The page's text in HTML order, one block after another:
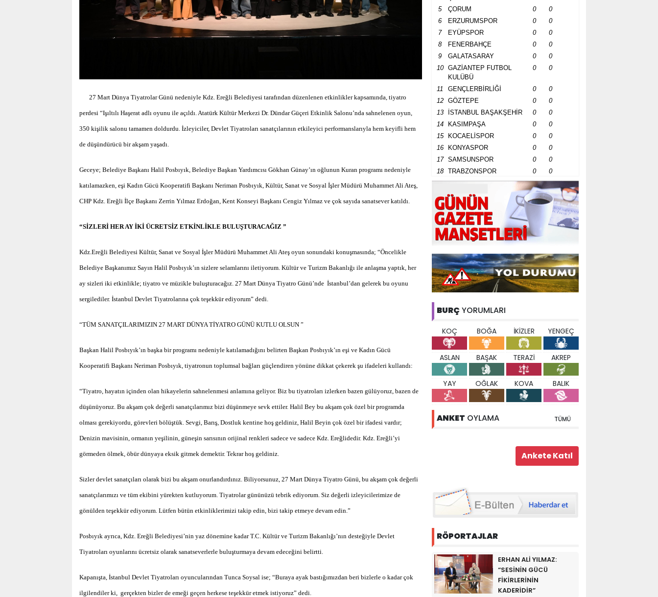
27 Mart Dünya Tiyatrolar Günü nedeniyle Kdz. Ereğli Belediyesi tarafından düzenlenen etkinlikler kapsamında, tiyatro
perdesi “Işıltılı Haşerat adlı oyunu ile açıldı. Atatürk Kültür Merkezi Dr. Dündar Güçeri Etkinlik Salonu’nda sahnelenen oyun,
350 kişilik salonu tamamen doldurdu. İzleyiciler, Devlet Tiyatroları sanatçılarının etkileyici performanslarıyla hem keyifli hem
de düşündürücü bir akşam yaşadı.
Geceye; Belediye Başkanı Halil Posbıyık, Belediye Başkan Yardımcısı Gökhan Günay’ın oğlunun Kuran programı nedeniyle
katılamazken, eşi Kadın Gücü Kooperatifi Başkanı Neriman Posbıyık, Kültür, Sanat ve Sosyal İşler Müdürü Muhammet Ali Ateş,
CHP Kdz. Ereğli İlçe Başkanı Zerrin Yılmaz Erdoğan, Kent Konseyi Başkanı Cengiz Yılmaz ve çok sayıda sanatsever katıldı.
“SİZLERİ HER AY İKİ ÜCRETSİZ ETKİNLİKLE BULUŞTURACAĞIZ ”
Kdz.Ereğli Belediyesi Kültür, Sanat ve Sosyal İşler Müdürü Muhammet Ali Ateş oyun sonundaki konuşmasında; “Öncelikle
Belediye Başkanımız Sayın Halil Posbıyık’ın sizlere selamlarını iletiyorum. Kültür ve Turizm Bakanlığı ile anlaşma yaptık, her
ay sizleri iki etkinlikle; tiyatro ve müzikle buluşturacağız. 27 Mart Dünya Tiyatro Günü’nde İstanbul’dan gelerek bu oyunu
sergilediler. İstanbul Devlet Tiyatrolarına çok teşekkür ediyorum” dedi.
“TÜM SANATÇILARIMIZIN 27 MART DÜNYA TİYATRO GÜNÜ KUTLU OLSUN ”
Başkan Halil Posbıyık’ın başka bir programı nedeniyle katılamadığını belirten Başkan Posbıyık’ın eşi ve Kadın Gücü
Kooperatifi Başkanı Neriman Posbıyık, tiyatronun toplumsal bağları güçlendiren yönüne dikkat çekerek şu ifadeleri kullandı:
“Tiyatro, hayatın içinden olan hikayelerin sahnelenmesi anlamına geliyor. Biz bu tiyatroları izlerken bazen gülüyoruz, bazen de
düşünüyoruz. Bu akşam çok değerli sanatçılarımız bizi düşünmeye sevk ettiler. Halil Bey bu akşam çok özel bir programda
olması gerekiyordu, görevleri bölüştük. Sevgi, Barış, Dostluk kentine hoş geldiniz, Halil Beyin çok özel bir ifadesi vardır;
Denizin mavisinin, ormanın yeşilinin, güneşin sarısının orijinal renkleri sadece ve sadece Kdz. Ereğlidedir. Kdz. Ereğli’yi
görmeden ölmek, öbür dünyaya eksik gitmek demektir. Tekrar hoş geldiniz.
Sizler devlet sanatçıları olarak bizi bu akşam onurlandırdınız. Biliyorsunuz, 27 Mart Dünya Tiyatro Günü, bu akşam çok değerli
sanatçılarımızı ve tüm ekibini yürekten kutluyorum. Tiyatrolar gününüzü tebrik ediyorum. Siz değerli izleyicilerimize de
gönülden teşekkür ediyorum. Lütfen bütün etkinliklerimizi takip edin, bizi takip etmeye devam edin.”
Posbıyık ayrıca, Kdz. Ereğli Belediyesi’nin yaz dönemine kadar T.C. Kültür ve Turizm Bakanlığı’nın desteğiyle Devlet
Tiyatroları oyunlarını ücretsiz olarak sanatseverlerle buluşturmaya devam edeceğini belirtti.
Kapanışta, İstanbul Devlet Tiyatroları oyuncularından Tunca Soysal ise; “Buraya ayak bastığımızdan beri bizlerle o kadar çok
ilgilendiler ki, gerçekten bizler de emeği geçen herkese teşekkür etmek istiyoruz” dedi.
5
ÇORUM 0
0
6
ERZURUMSPOR 0
0
7
EYÜPSPOR 0
0
8
FENERBAHÇE 0
0
9
GALATASARAY 0
0
10
GAZİANTEP FUTBOL
KULÜBÜ
0 0
11 GENÇLERBİRLİĞİ 0
0
12
GÖZTEPE 0
0
13
İSTANBUL BAŞAKŞEHİR 0
0
14
KASIMPAŞA 0
0
15
KOCAELİSPOR 0
0
16
KONYASPOR 0
0
17
SAMSUNSPOR 0
0
18
TRABZONSPOR 0 0
BURÇ YORUMLARI
KOÇ BOĞA İKİZLER YENGEÇ
ASLAN BAŞAK TERAZİ AKREP
YAY OĞLAK KOVA BALIK
ANKET OYLAMA TÜMÜ
RÖPORTAJLAR
ERHAN ALİ YILMAZ:
“SESİNİN GÜCÜ
FİKİRLERİNİN
KADERİDİR”